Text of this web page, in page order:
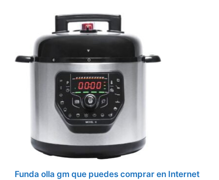
Funda olla gm que puedes comprar en Internet